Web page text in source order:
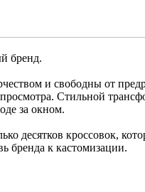
бренд.
и свободны от
Стильной
за окном.
десятков кроссовок,
бренда к кастомизации.